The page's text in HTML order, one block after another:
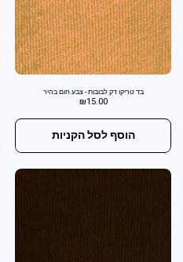
בד טריקו דק לבובות - צבע חום בהיר
₪15.00
הוסף לסל הקניות